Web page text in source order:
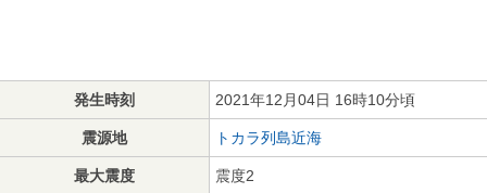
発生時刻 2021年12月04日 16時10分頃
震源地 トカラ列島近海
最大震度 震度2